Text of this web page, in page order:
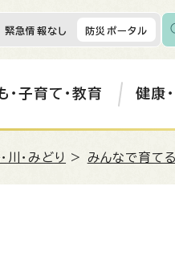
緊急情報なし 防災ポータル
・子育て・教育 健康
川・みどり > みんなで育て